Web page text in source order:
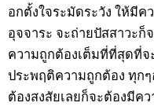
อกตั้งใจระมัดระวัง ให้มี
อุจจาระ จะถ่ายปัสสาวะ
ความถูกต้องเต็มที่ที่สุดที่จ
ประพฤติความถูกต้อง ทุก
ต้องสงสัยเลยก็จะต้องมีค